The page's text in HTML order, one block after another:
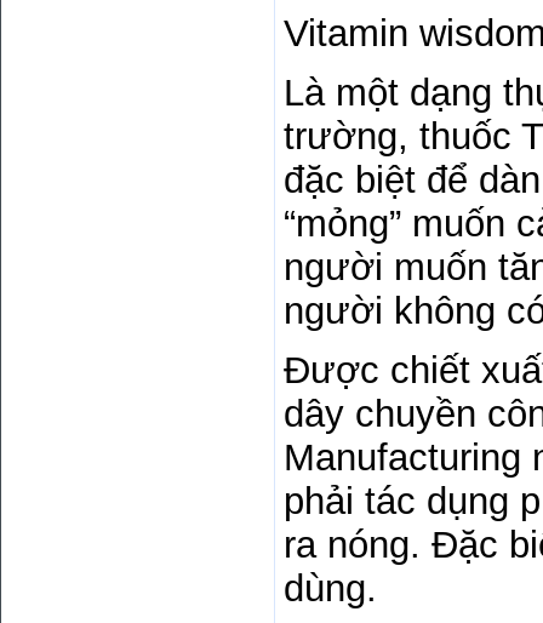
Vitamin
Là một dạng
trường, thuốc
đặc biệt để
“mỏng” muốn
người muốn
người không
Được chiết
dây chuyền
Manufacturing
phải tác dụng
ra nóng. Đặc
dùng.